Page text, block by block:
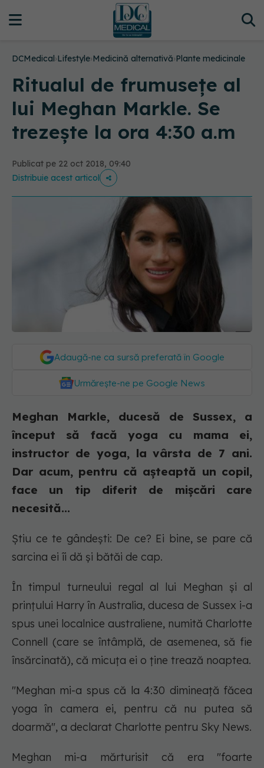
DCMedical›Lifestyle›Medicină alternativă›Plante medicinale
Ritualul de frumusețe al
lui Meghan Markle. Se
trezește la ora 4:30 a.m
Publicat pe 22 oct 2018, 09:40
Distribuie acest articol
Adaugă-ne ca sursă preferată în Google
Urmărește-ne pe Google News
Meghan Markle, ducesă de Sussex, a
început să facă yoga cu mama ei,
instructor de yoga, la vârsta de 7 ani.
Dar acum, pentru că așteaptă un copil,
face un tip diferit de mișcări care
necesită...
Știu ce te gândești: De ce? Ei bine, se pare că
sarcina ei îi dă și bătăi de cap.
În timpul turneului regal al lui Meghan și al
prințului Harry în Australia, ducesa de Sussex i-a
spus unei localnice australiene, numită Charlotte
Connell (care se întâmplă, de asemenea, să fie
însărcinată), că micuța ei o ține trează noaptea.
"Meghan mi-a spus că la 4:30 dimineață făcea
yoga în camera ei, pentru că nu putea să
doarmă", a declarat Charlotte pentru Sky News.
Meghan mi-a mărturisit că era "foarte